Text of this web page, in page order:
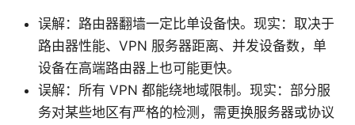
误解：路由器翻墙一定比单设备快。现实：取决于
路由器性能、VPN 服务器距离、并发设备数，单
设备在高端路由器上也可能更快。
误解：所有 VPN 都能绕地域限制。现实：部分服
务对某些地区有严格的检测，需更换服务器或协议